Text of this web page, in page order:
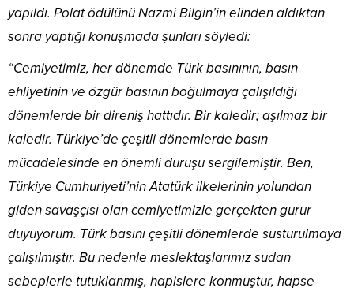
yapıldı. Polat ödülünü Nazmi Bilgin’in elinden aldıktan
sonra yaptığı konuşmada şunları söyledi:
“Cemiyetimiz, her dönemde Türk basınının, basın
ehliyetinin ve özgür basının boğulmaya çalışıldığı
dönemlerde bir direniş hattıdır. Bir kaledir; aşılmaz bir
kaledir. Türkiye’de çeşitli dönemlerde basın
mücadelesinde en önemli duruşu sergilemiştir. Ben,
Türkiye Cumhuriyeti’nin Atatürk ilkelerinin yolundan
giden savaşçısı olan cemiyetimizle gerçekten gurur
duyuyorum. Türk basını çeşitli dönemlerde susturulmaya
çalışılmıştır. Bu nedenle meslektaşlarımız sudan
sebeplerle tutuklanmış, hapislere konmuştur, hapse